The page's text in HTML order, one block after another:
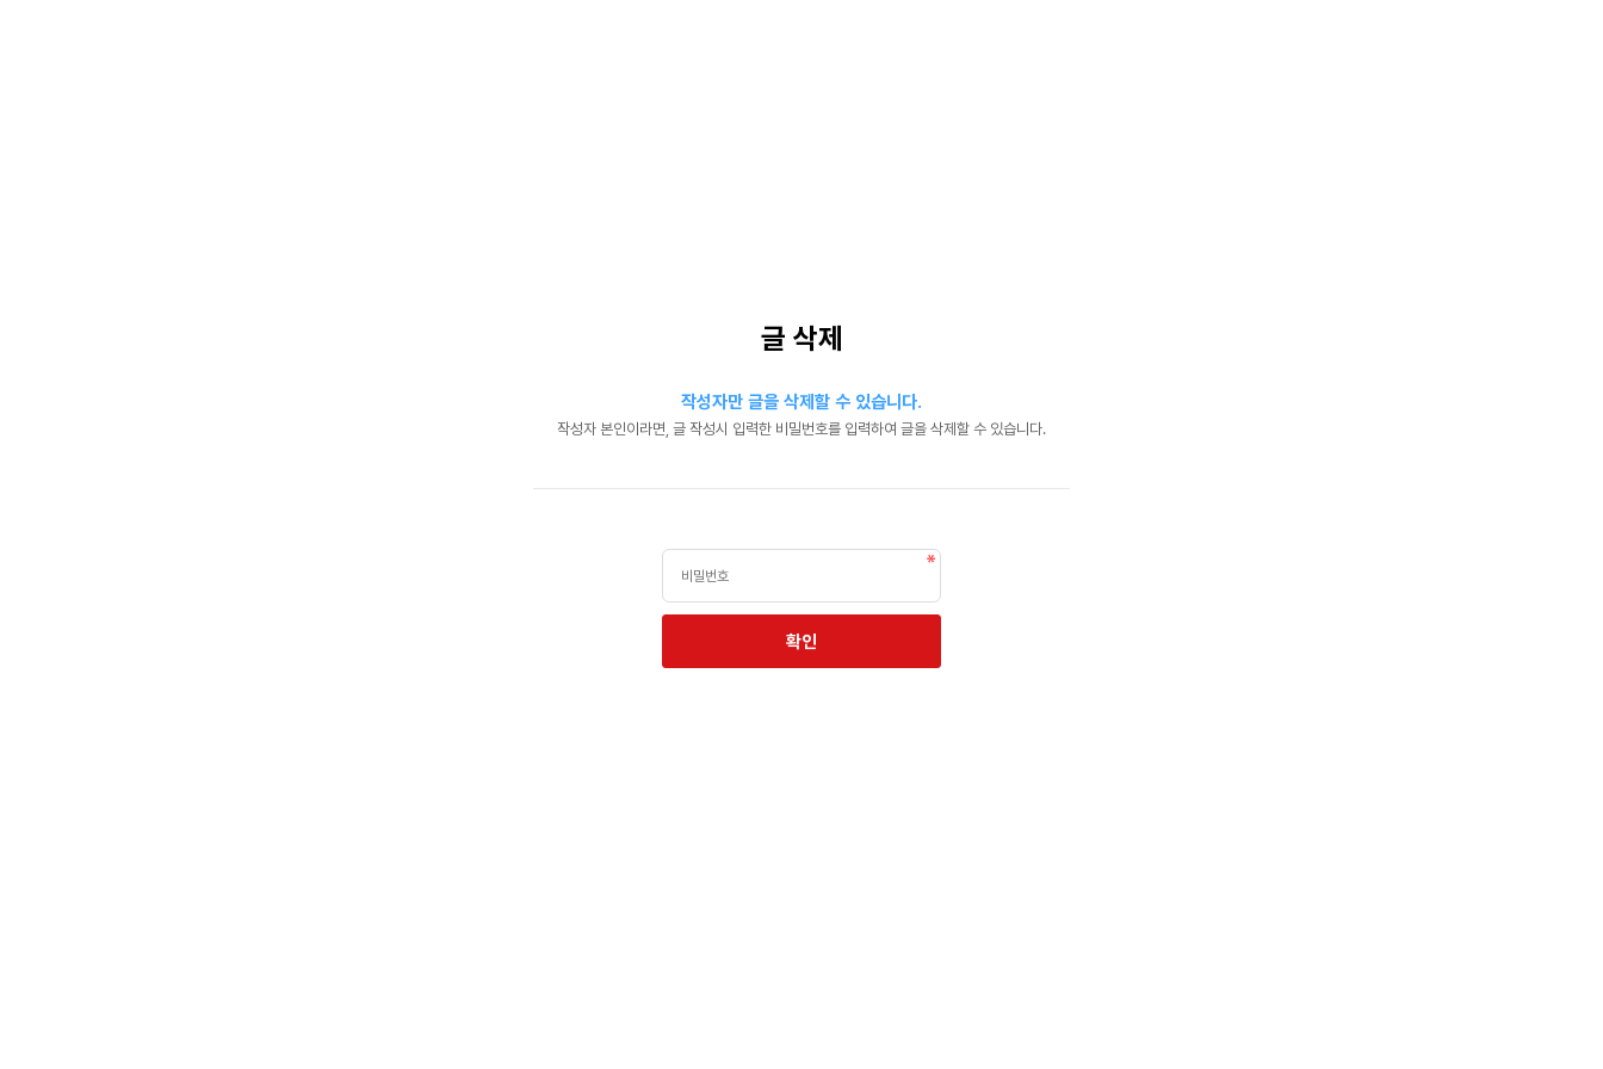
글 삭제
작성자만 글을 삭제할 수 있습니다.
작성자 본인이라면, 글 작성시 입력한 비밀번호를 입력하여 글을 삭제할 수 있습니다.